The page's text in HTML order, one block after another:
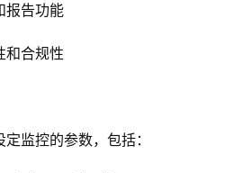
报告功能
和合规性
监控的参数，包括：